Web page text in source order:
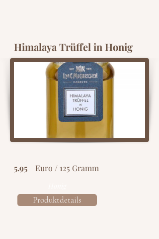
Himalaya Trüffel in Honig
5.95 Euro / 125 Gramm
Produktdetails